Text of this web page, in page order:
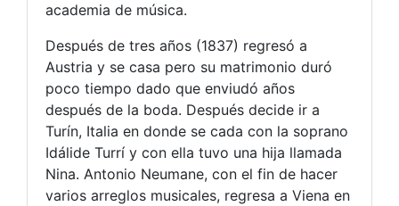
academia de música.
Después de tres años (1837) regresó a
Austria y se casa pero su matrimonio duró
poco tiempo dado que enviudó años
después de la boda. Después decide ir a
Turín, Italia en donde se cada con la soprano
Idálide Turrí y con ella tuvo una hija llamada
Nina. Antonio Neumane, con el fin de hacer
varios arreglos musicales, regresa a Viena en